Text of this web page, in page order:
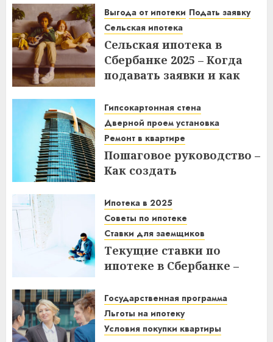
советы
08.12.2025
Выгода от ипотеки Подать заявку
Сельская ипотека
Сельская ипотека в
Сбербанке 2025 – Когда
подавать заявки и как
03.12.2025
Гипсокартонная стена
Дверной проем установка
Ремонт в квартире
Пошаговое руководство –
Как создать
дверным проемом в
отремонтированной
квартире
14.11.2025
Ипотека в 2025
Советы по ипотеке
Ставки для заемщиков
Текущие ставки по
ипотеке в Сбербанке –
заемщикам в 2025 году
14.11.2025
Государственная программа
Льготы на ипотеку
Условия покупки квартиры